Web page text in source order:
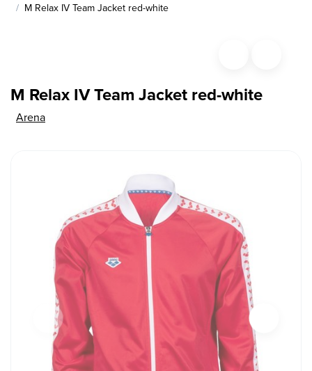
M Relax IV Team Jacket red-white
M Relax IV Team Jacket red-white
Arena